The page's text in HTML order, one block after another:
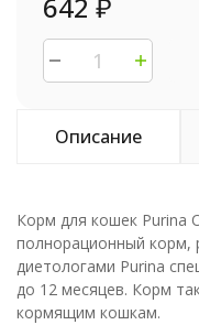
Описание
Корм для кошек Purina
полнорационный корм,
диетологами Purina
до 12 месяцев. Корм
кормящим кошкам.